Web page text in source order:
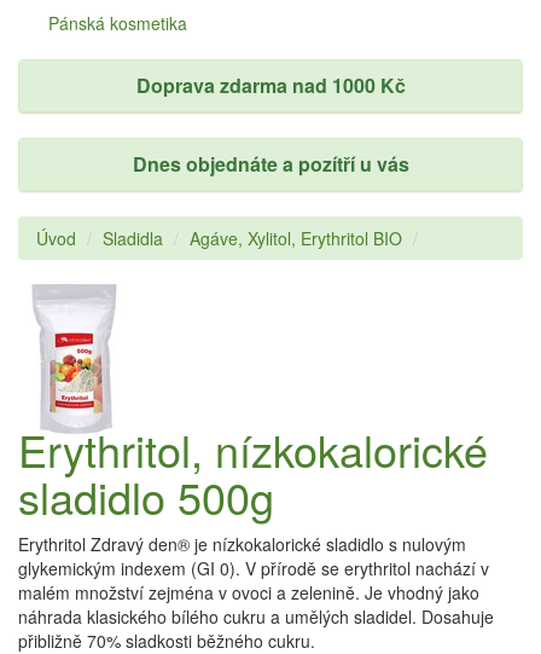
Pánská kosmetika
Doprava zdarma nad 1000 Kč
Dnes objednáte a pozítří u vás
Úvod Sladidla Agáve, Xylitol, Erythritol BIO
Erythritol, nízkokalorické
sladidlo 500g
Erythritol Zdravý den® je nízkokalorické sladidlo s nulovým
glykemickým indexem (GI 0). V přírodě se erythritol nachází v
malém množství zejména v ovoci a zelenině. Je vhodný jako
náhrada klasického bílého cukru a umělých sladidel. Dosahuje
přibližně 70% sladkosti běžného cukru.